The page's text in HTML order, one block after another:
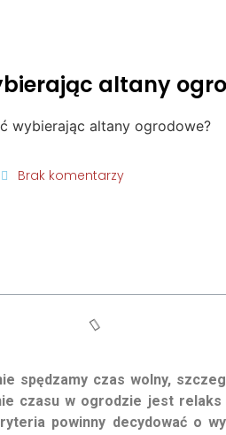
altany
wybierając altany ogrodowe?
Brak komentarzy
spędzamy czas wolny,
czasu w ogrodzie jest
powinny decydować o